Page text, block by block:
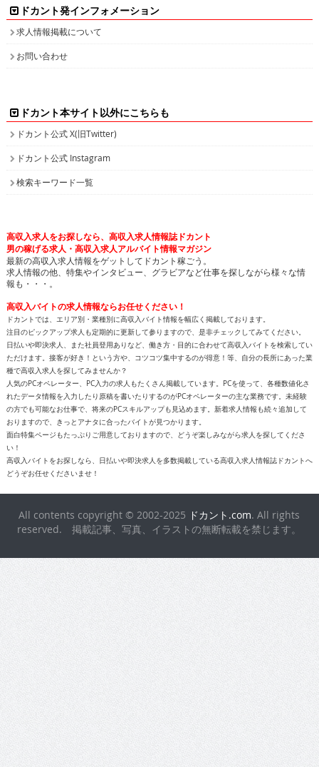
ドカント発インフォメーション
求人情報掲載について
お問い合わせ
ドカント本サイト以外にこちらも
ドカント公式 X(旧Twitter)
ドカント公式 Instagram
検索キーワード一覧
高収入求人をお探しなら、高収入求人情報誌ドカント
男の稼げる求人・高収入求人アルバイト情報マガジン
最新の高収入求人情報をゲットしてドカント稼ごう。
求人情報の他、特集やインタビュー、グラビアなど仕事を探しながら様々な情
報も・・・。
高収入バイトの求人情報ならお任せください！
ドカントでは、エリア別・業種別に高収入バイト情報を幅広く掲載しております。
注目のピックアップ求人も定期的に更新して参りますので、是非チェックしてみてください。
日払いや即決求人、また社員登用ありなど、働き方・目的に合わせて高収入バイトを検索してい
ただけます。接客が好き！という方や、コツコツ集中するのが得意！等、自分の長所にあった業
種で高収入求人を探してみませんか？
人気のPCオペレーター、PC入力の求人もたくさん掲載しています。PCを使って、各種数値化さ
れたデータ情報を入力したり原稿を書いたりするのがPCオペレーターの主な業務です。未経験
の方でも可能なお仕事で、将来のPCスキルアップも見込めます。新着求人情報も続々追加して
おりますので、きっとアナタに合ったバイトが見つかります。
面白特集ページもたっぷりご用意しておりますので、どうぞ楽しみながら求人を探してくださ
い！
高収入バイトをお探しなら、日払いや即決求人を多数掲載している高収入求人情報誌ドカントへ
どうぞお任せくださいませ！
All contents copyright © 2002-2025 ドカント.com. All rights
reserved. 掲載記事、写真、イラストの無断転載を禁じます。